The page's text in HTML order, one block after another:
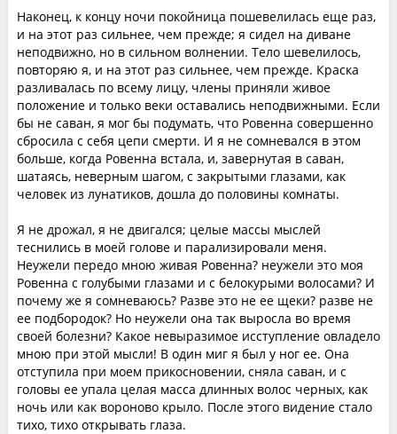
Наконец, к концу ночи покойница пошевелилась еще раз,
и на этот раз сильнее, чем прежде; я сидел на диване
неподвижно, но в сильном волнении. Тело шевелилось,
повторяю я, и на этот раз сильнее, чем прежде. Краска
разливалась по всему лицу, члены приняли живое
положение и только веки оставались неподвижными. Если
бы не саван, я мог бы подумать, что Ровенна совершенно
сбросила с себя цепи смерти. И я не сомневался в этом
больше, когда Ровенна встала, и, завернутая в саван,
шатаясь, неверным шагом, с закрытыми глазами, как
человек из лунатиков, дошла до половины комнаты.
Я не дрожал, я не двигался; целые массы мыслей
теснились в моей голове и парализировали меня.
Неужели передо мною живая Ровенна? неужели это моя
Ровенна с голубыми глазами и с белокурыми волосами? И
почему же я сомневаюсь? Разве это не ее щеки? разве не
ее подбородок? Но неужели она так выросла во время
своей болезни? Какое невыразимое исступление овладело
мною при этой мысли! В один миг я был у ног ее. Она
отступила при моем прикосновении, сняла саван, и с
головы ее упала целая масса длинных волос черных, как
ночь или как вороново крыло. После этого видение стало
тихо, тихо открывать глаза.